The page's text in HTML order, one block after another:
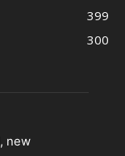
399
300